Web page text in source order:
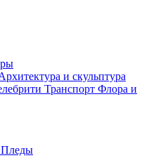
и скульптура
Транспорт Флора и
Пледы